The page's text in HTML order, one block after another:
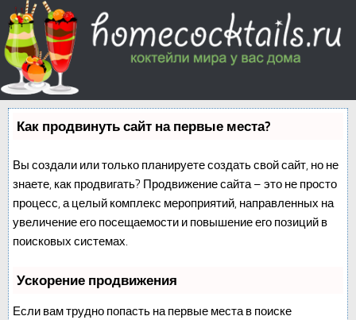
Как продвинуть сайт на первые места?
Вы создали или только планируете создать свой сайт, но не
знаете, как продвигать? Продвижение сайта – это не просто
процесс, а целый комплекс мероприятий, направленных на
увеличение его посещаемости и повышение его позиций в
поисковых системах.
Ускорение продвижения
Если вам трудно попасть на первые места в поиске